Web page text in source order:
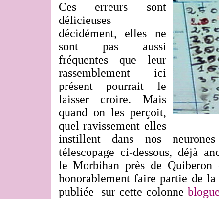
Ces erreurs sont
délicieuses
décidément, elles ne
sont pas aussi
fréquentes que leur
rassemblement ici
présent pourrait le
laisser croire. Mais
quand on les perçoit,
quel ravissement elles
instillent dans nos
télescopage ci-dessous, déjà
le Morbihan près de
honorablementfairepartie de
publiée sur cette colonne